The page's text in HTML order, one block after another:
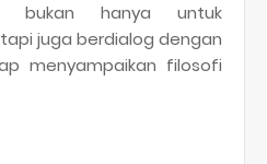
bukan hanya untuk
juga berdialog dengan
menyampaikan filosofi